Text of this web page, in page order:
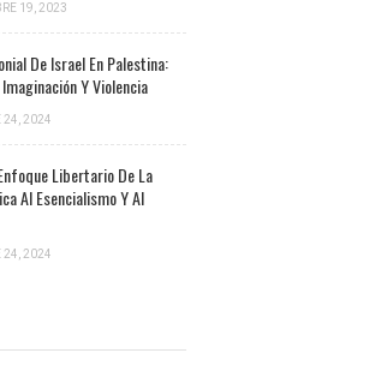
19, 2023
De Israel En Palestina:
Y Violencia
24, 2024
Libertario De La
Al Esencialismo Y Al
24, 2024